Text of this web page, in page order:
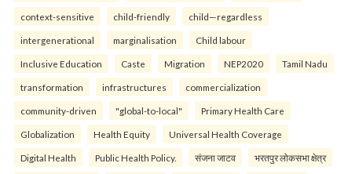
context-sensitive child-friendly child—regardless
intergenerational marginalisation Child labour
Inclusive Education Caste Migration NEP2020 Tamil Nadu
transformation infrastructures commercialization
community-driven "global-to-local" Primary Health Care
Globalization Health Equity Universal Health Coverage
Digital Health Public Health Policy. संजना जाटव भरतपुर लोकसभा क्षेत्र